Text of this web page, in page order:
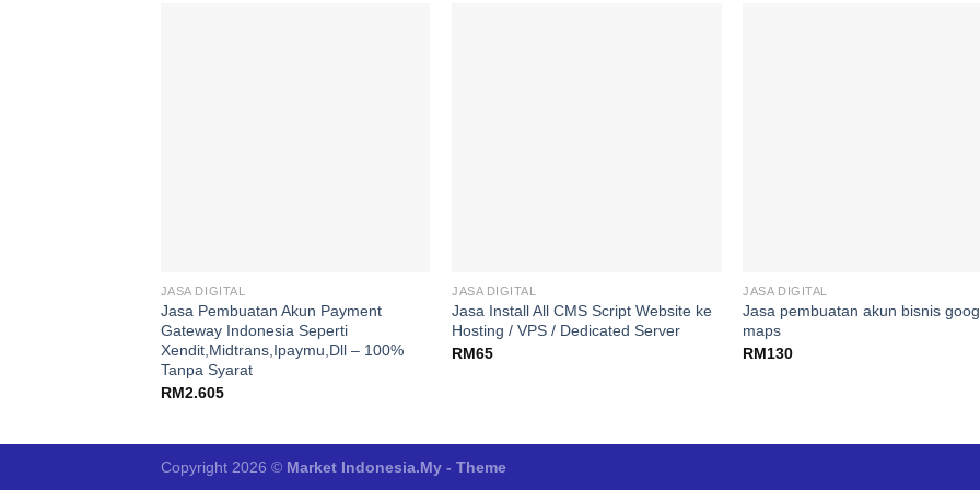
JASA DIGITAL
Jasa Pembuatan Akun Payment
Gateway Indonesia Seperti
Xendit,Midtrans,Ipaymu,Dll – 100%
Tanpa Syarat
RM2.605
JASA DIGITAL
Jasa Install All CMS Script Website ke
Hosting / VPS / Dedicated Server
RM65
JASA DIGITAL
Jasa pembuatan akun bisnis
maps
RM130
Copyright 2026 © Market Indonesia.My - Theme